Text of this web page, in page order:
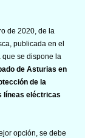
de 2020, de la
publicada en el
que se dispone la
de Asturias en
de la
líneas eléctricas
opción, se debe